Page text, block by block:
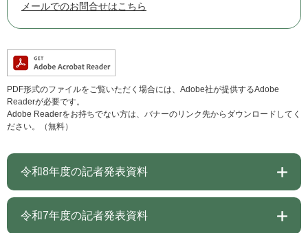
メールでのお問合せはこちら
PDF形式のファイルをご覧いただく場合には、Adobe社が提供するAdobe
Readerが必要です。
Adobe Readerをお持ちでない方は、バナーのリンク先からダウンロードしてく
ださい。（無料）
令和8年度の記者発表資料
令和7年度の記者発表資料